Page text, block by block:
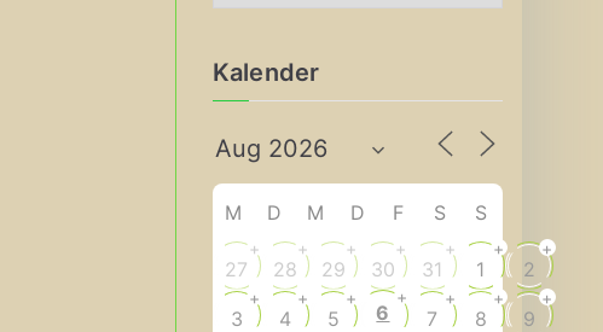
r
h
v
Kalender
M D M D F S S
27
+
28
+
29
+
30
+
31
+
1
+
2
+
3
+
4
+
5
+
6
+
7
+
8
+
9
+